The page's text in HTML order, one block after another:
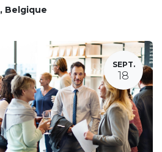
, Belgique
SEPT.
18